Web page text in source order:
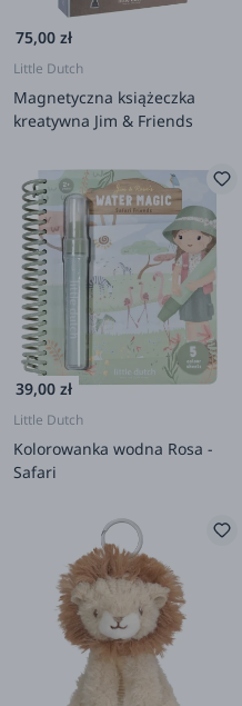
75,00 zł
Little Dutch
Magnetyczna książeczka
kreatywna Jim & Friends
39,00 zł
Little Dutch
Kolorowanka wodna Rosa -
Safari